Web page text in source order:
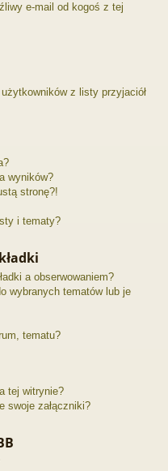
e-mail od kogoś z tej
z listy przyjaciół
wyników?
stronę?!
i tematy?
a obserwowaniem?
wybranych tematów lub je
tematu?
tej witrynie?
swoje załączniki?